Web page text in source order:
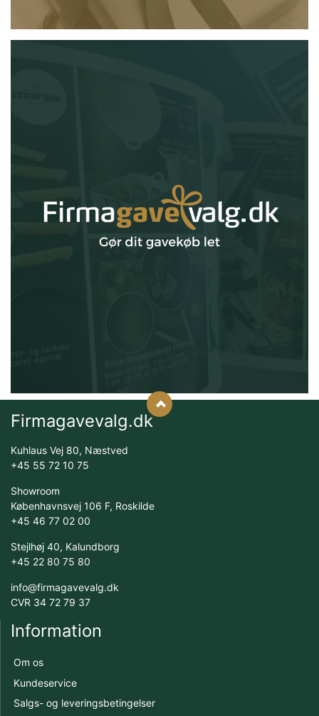
Firmagavevalg.dk
Kuhlaus Vej 80, Næstved
+45 55 72 10 75
Showroom
Københavnsvej 106 F, Roskilde
+45 46 77 02 00
Stejlhøj 40, Kalundborg
+45 22 80 75 80
info@firmagavevalg.dk
CVR 34 72 79 37
Information
Om os
Kundeservice
Salgs- og leveringsbetingelser